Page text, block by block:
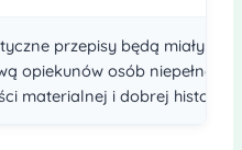
przepisy będą miały
opiekunów osób
materialnej i dobrej historii